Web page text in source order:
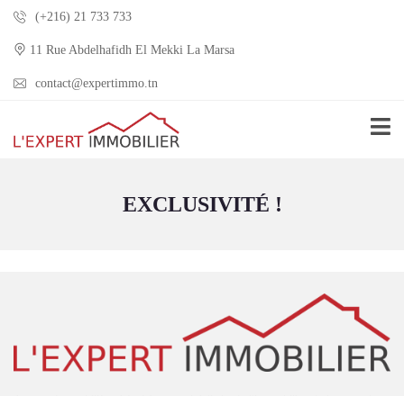
(+216) 21 733 733
11 Rue Abdelhafidh El Mekki La Marsa
contact@expertimmo.tn
EXCLUSIVITÉ !